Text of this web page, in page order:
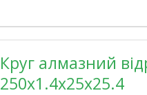
Круг алмазний
250x1.4x25x25.4